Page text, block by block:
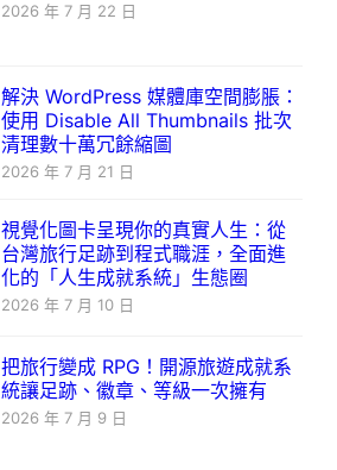
2026 年 7 月 22 日
解決 WordPress 媒體庫空間膨脹：
使用 Disable All Thumbnails 批次
清理數十萬冗餘縮圖
2026 年 7 月 21 日
視覺化圖卡呈現你的真實人生：從
台灣旅行足跡到程式職涯，全面進
化的「人生成就系統」生態圈
2026 年 7 月 10 日
把旅行變成 RPG！開源旅遊成就系
統讓足跡、徽章、等級一次擁有
2026 年 7 月 9 日